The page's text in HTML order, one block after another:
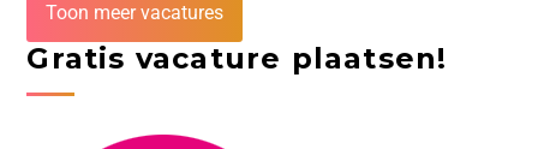
Toon meer vacatures
Gratis vacature plaatsen!